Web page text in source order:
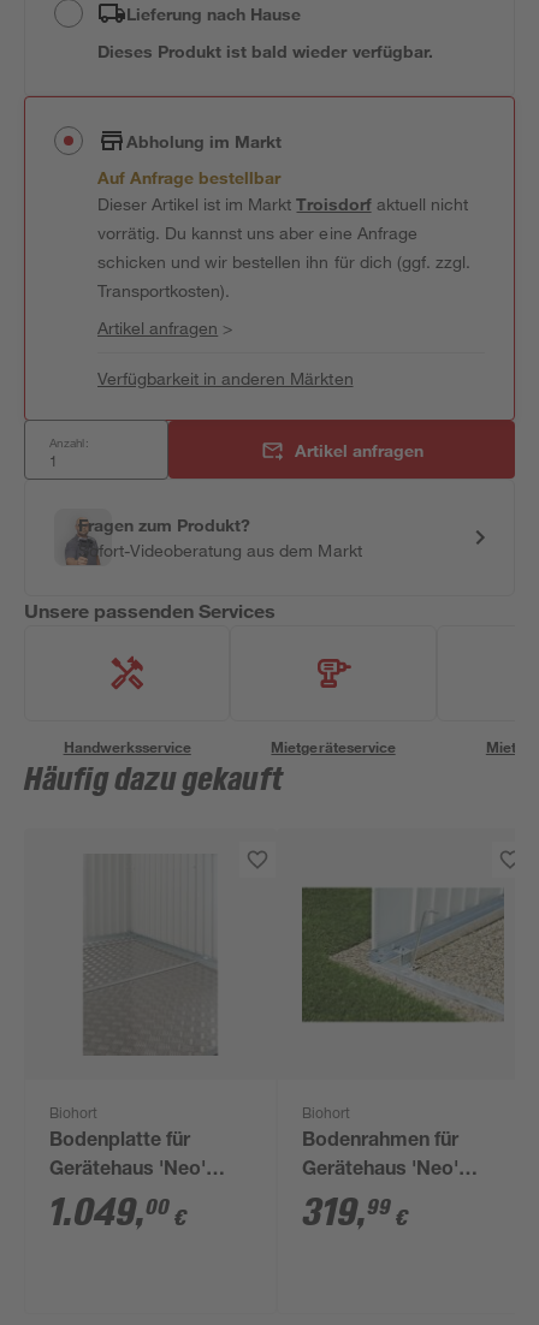
Lieferung nach Hause
Dieses Produkt ist bald wieder verfügbar.
Abholung im Markt
Auf Anfrage bestellbar
Dieser Artikel ist im MarktTroisdorfaktuell nicht
vorrätig. Du kannst uns aber eine Anfrage
schicken und wir bestellen ihn für dich (ggf. zzgl.
Transportkosten).
Artikel anfragen >
Verfügbarkeit in anderen Märkten
Anzahl: Artikel anfragen
Fragen zum Produkt?
Sofort-Videoberatung aus dem Markt
Unsere passenden Services
Handwerksservice Mietgeräteservice
Häufig dazu gekauft
Biohort
Bodenplatte für
Gerätehaus 'Neo'
Größe 3D/4C
1.049,00 €
Biohort
Bodenrahmen für
Gerätehaus 'Neo'
Größe 3D/4C
319,99 €